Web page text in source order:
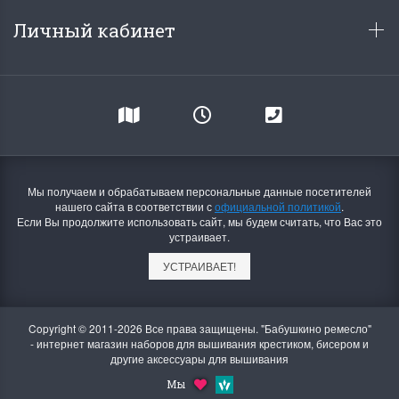
Летние Скидки
честь первого летнего дня
Чудетство...
Раритеты Дим.
Dimensions
Спешите купить...
Личный кабинет
Мы получаем и обрабатываем персональные данные посетителей
нашего сайта в соответствии софициальной политикой.
Если Вы продолжите использовать сайт, мы будем считать, что Вас это
устраивает.
УСТРАИВАЕТ!
Copyright © 2011-2026 Все права защищены. "Бабушкино ремесло"
- интернет магазин наборов для вышивания крестиком, бисером и
другие аксессуары для вышивания
Мы